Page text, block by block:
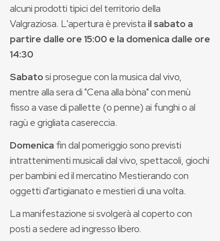
alcuni prodotti tipici del territorio della
Valgraziosa. L'apertura è prevista il sabato a
partire dalle ore 15:00 e la domenica dalle ore
14:30
Sabatosi prosegue con la musica dal vivo,
mentre allasera di "Cena alla bòna" con menù
fisso a vase di pallette (o penne) ai funghi o al
ragù e grigliata casereccia.
Domenica fin dal pomeriggio sono previsti
intrattenimenti musicali dal vivo, spettacoli, giochi
per bambini ed il mercatino Mestierando con
oggetti d'artigianato e mestieri di una volta.
La manifestazione si svolgerà al coperto con
posti a sedere ad ingresso libero.